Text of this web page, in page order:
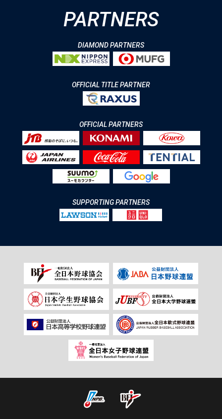
PARTNERS
DIAMOND PARTNERS
OFFICIAL TITLE PARTNER
OFFICIAL PARTNERS
SUPPORTING PARTNERS